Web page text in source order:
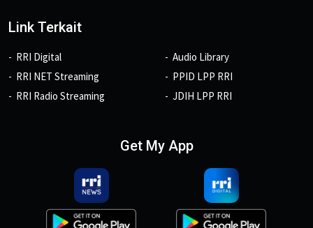
Link Terkait
RRI Digital
RRI NET Streaming
RRI Radio Streaming
Audio Library
PPID LPP RRI
JDIH LPP RRI
Get My App